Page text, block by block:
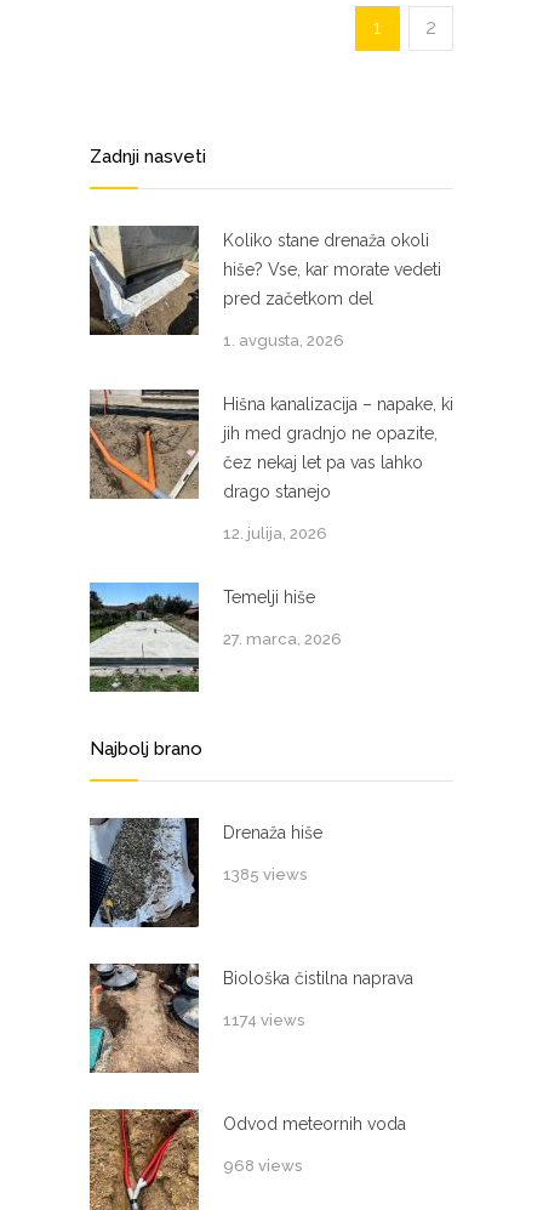
1 2
Zadnji nasveti
Koliko stane drenaža okoli
hiše? Vse, kar morate vedeti
pred začetkom del
1. avgusta, 2026
Hišna kanalizacija – napake, ki
jih med gradnjo ne opazite,
čez nekaj let pa vas lahko
drago stanejo
12. julija, 2026
Temelji hiše
27. marca, 2026
Najbolj brano
Drenaža hiše
1385 views
Biološka čistilna naprava
1174 views
Odvod meteornih voda
968 views